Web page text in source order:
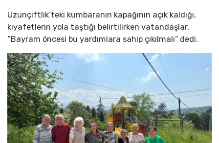
Uzunçiftlik’teki kumbaranın kapağının açık kaldığı,
kıyafetlerin yola taştığı belirtilirken vatandaşlar,
“Bayram öncesi bu yardımlara sahip çıkılmalı” dedi.